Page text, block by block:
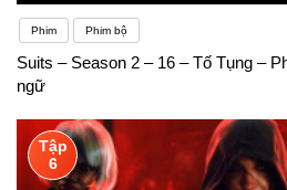
Phim Phim bộ
Suits – Season 2 – 16 – Tố Tụng –
ngữ
Tập
6